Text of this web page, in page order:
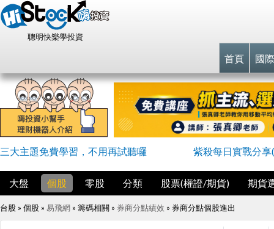
聰明快樂學投資
首頁 國
三大主題免費學習，不用再試聽囉 紫殺每日實戰分享
大盤 個股 零股 分類 股票(權證/期貨) 期貨
台股 » 個股 » 易飛網 » 籌碼相關 » 券商分點績效 » 券商分點個股進出